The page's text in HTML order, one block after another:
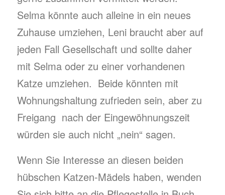
Selma könnte auch alleine in ein neues
Zuhause umziehen, Leni braucht aber auf
jeden Fall Gesellschaft und sollte daher
mit Selma oder zu einer vorhandenen
Katze umziehen. Beide könnten mit
Wohnungshaltung zufrieden sein, aber zu
Freigang nach der Eingewöhnungszeit
würden sie auch nicht „nein“ sagen.
Wenn Sie Interesse an diesen beiden
hübschen Katzen-Mädels haben, wenden